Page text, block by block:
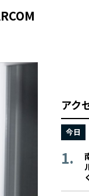
アク
今日